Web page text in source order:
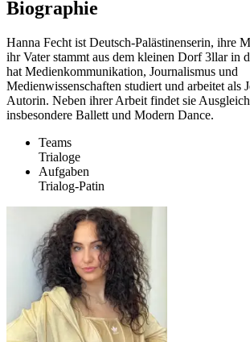
Biographie
Hanna Fecht ist Deutsch-Palästinenserin, ihre
ihr Vater stammt aus dem kleinen Dorf 3llar in
hat Medienkommunikation, Journalismus und
Medienwissenschaften studiert und arbeitet als
Autorin. Neben ihrer Arbeit findet sie
insbesondere Ballett und Modern Dance.
Teams
Trialoge
Aufgaben
Trialog-Patin